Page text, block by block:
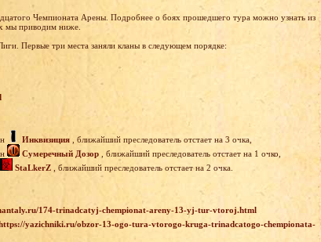
Чемпионата Арены. Подробнее о боях прошедшего тура можно узнать из
мы приводим ниже.
Первые три места заняли кланы в следующем порядке:
Инквизиция , ближайший преследователь отстает на 3 очка,
Сумеречный Дозор , ближайший преследователь отстает на 1 очко,
StaLkerZ , ближайший преследователь отстает на 2 очка.
174-trinadcatyj-chempionat-areny-13-yj-tur-vtoroj.html
yazichniki.ru/obzor-13-ogo-tura-vtorogo-kruga-trinadcatogo-chempionata-